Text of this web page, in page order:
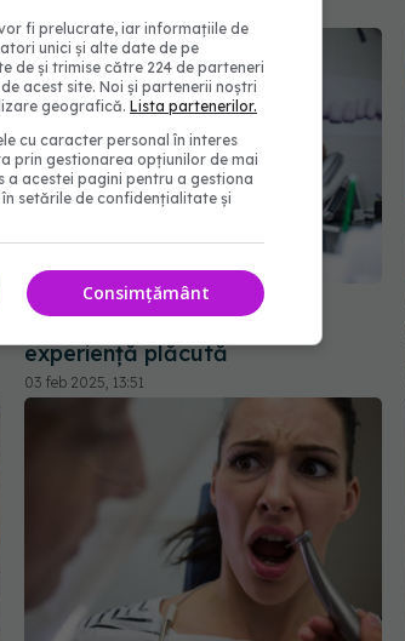
Teama de dentist: cum să
transformi vizita într-o
experiență plăcută
03 feb 2025, 13:51
fi prelucrate, iar informațiile de
unici și alte date de pe
de și trimise către 224 de parteneri
acest site. Noi și partenerii noștri
geografică. Lista partenerilor.
cu caracter personal în interes
prin gestionarea opțiunilor de mai
a acestei pagini pentru a gestiona
setările de confidențialitate și
Consimțământ